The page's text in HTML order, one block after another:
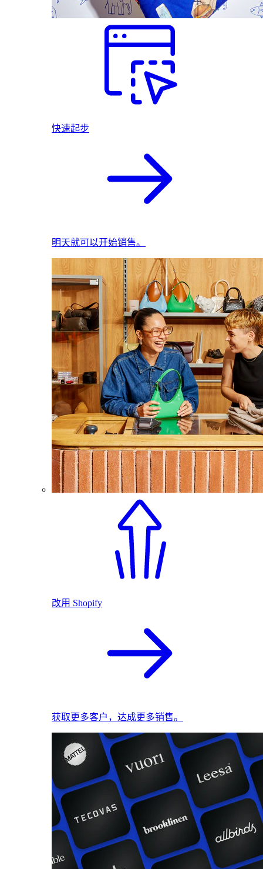
快速起步
明天就可以开始销售。
改用 Shopify
获取更多客户，达成更多销售。